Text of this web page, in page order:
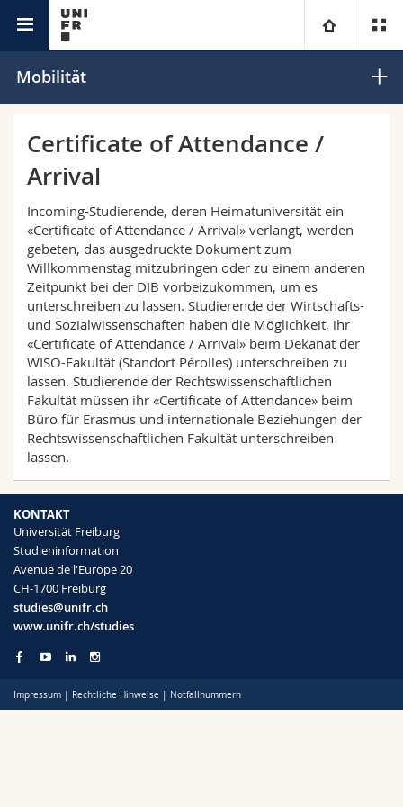
Universität
Campus
Forschung
Universität
Weiterbildung
Theologische Fak.
Rechtswissenschaftliche Fak.
Wirtschafts- und Sozialwissenschaftliche Fak.
Philosophische Fak.
Fak. für Erziehungs- und Bildungswissenschaften
Math.-Nat. und Med. Fak.
Interfakultär
Informationen für
Studieninteressierte
Studierende
Medien
Forschende
Mitarbeitende
Doktorierende
Ressourcen
Personenverzeichnis
Ortsplan
Bibliotheken
Webmail
Vorlesungsverzeichnis
MyUnifr
Mobilität
Certificate of Attendance /
Arrival
Incoming-Studierende, deren Heimatuniversität ein
«Certificate of Attendance / Arrival» verlangt, werden
gebeten, das ausgedruckte Dokument zum
Willkommenstag mitzubringen oder zu einem anderen
Zeitpunkt bei der DIB vorbeizukommen, um es
unterschreiben zu lassen. Studierende der Wirtschafts-
und Sozialwissenschaften haben die Möglichkeit, ihr
«Certificate of Attendance / Arrival» beim Dekanat der
WISO-Fakultät (Standort Pérolles) unterschreiben zu
lassen. Studierende der Rechtswissenschaftlichen
Fakultät müssen ihr «Certificate of Attendance» beim
Büro für Erasmus und internationale Beziehungen der
Rechtswissenschaftlichen Fakultät unterschreiben
lassen.
KONTAKT
Universität Freiburg
Studieninformation
Avenue de l'Europe 20
CH-1700 Freiburg
studies@unifr.ch
www.unifr.ch/studies
Impressum | Rechtliche Hinweise | Notfallnummern